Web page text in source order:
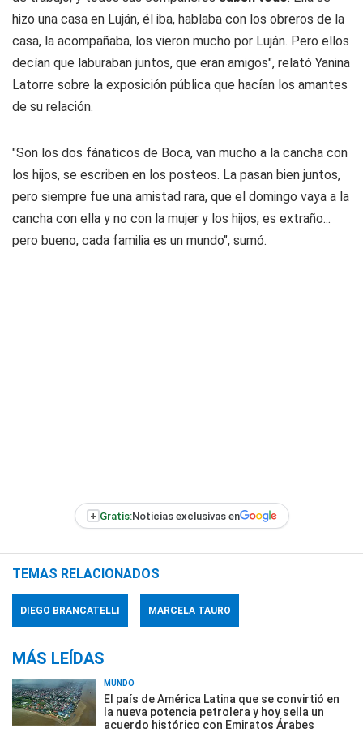
hizo una casa en Luján, él iba, hablaba con los obreros de la
casa, la acompañaba, los vieron mucho por Luján. Pero ellos
decían que laburaban juntos, que eran amigos", relató Yanina
Latorre sobre la exposición pública que hacían los amantes
de su relación.
"Son los dos fánaticos de Boca, van mucho a la cancha con
los hijos, se escriben en los posteos. La pasan bien juntos,
pero siempre fue una amistad rara, que el domingo vaya a la
cancha con ella y no con la mujer y los hijos, es extraño...
pero bueno, cada familia es un mundo", sumó.
+ Gratis:Noticias exclusivas en
TEMAS RELACIONADOS
DIEGO BRANCATELLI MARCELA TAURO
MÁS LEÍDAS
MUNDO
El país de América Latina que se convirtió en
la nueva potencia petrolera y hoy sella un
acuerdo histórico con Emiratos Árabes